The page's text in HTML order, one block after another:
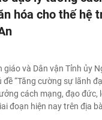
hóa cho thế hệ
giáo và Dân vận Tỉnh ủy
“Tăng cường sự lãnh
cách mạng, đạo đức,
đoạn hiện nay trên địa